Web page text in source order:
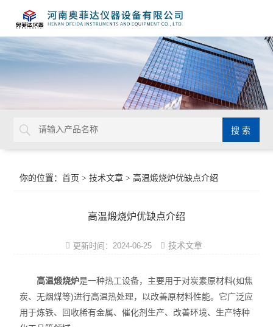
你的位置：首页 >技术文章 > 高温煅烧炉优缺点介绍
高温煅烧炉优缺点介绍
更新时间：2024-06-25 技术文章
高温煅烧炉是一种热工设备，主要用于对炭素原材料(如焦
炭、无烟煤等)进行高温热处理，以改善原材料性能。它广泛应
用于炼铁、回收稀有金属、催化剂生产、改善环境、生产特种